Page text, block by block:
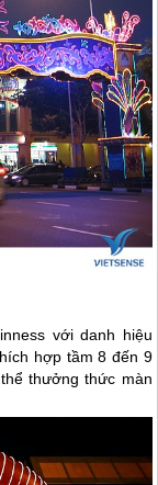
với danh hiệu
hợp tầm 8 đến 9
thưởng thức màn